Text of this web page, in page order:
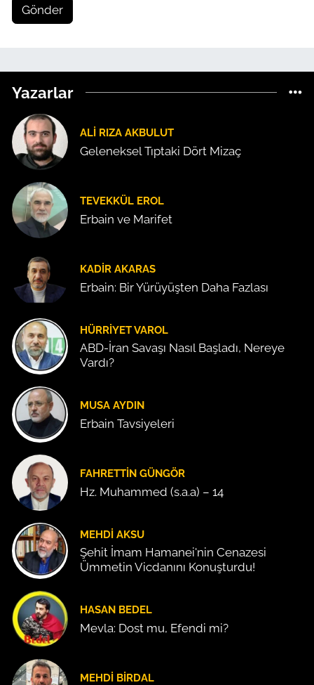
Gönder
Yazarlar
ALI RIZA AKBULUT
Geleneksel Tıptaki Dört Mizaç
TEVEKKÜL EROL
Erbain ve Marifet
KADIR AKARAS
Erbain: Bir Yürüyüşten Daha Fazlası
HÜRRIYET VAROL
ABD-İran Savaşı Nasıl Başladı, Nereye
Vardı?
MUSA AYDIN
Erbain Tavsiyeleri
FAHRETTIN GÜNGÖR
Hz. Muhammed (s.a.a) – 14
MEHDI AKSU
Şehit İmam Hamanei'nin Cenazesi
Ümmetin Vicdanını Konuşturdu!
HASAN BEDEL
Mevla: Dost mu, Efendi mi?
MEHDI BIRDAL